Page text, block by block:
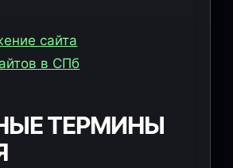
сайта
в СПб
ТЕРМИНЫ